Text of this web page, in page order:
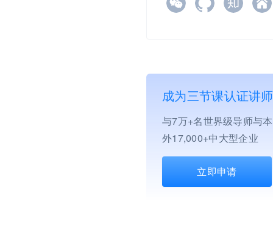
成为三节课认证讲师
与7万+名世界级导师与
外17,000+中大型企业
立即申请